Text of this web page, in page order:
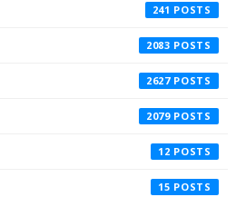
241
2083
2627
2079
12
15